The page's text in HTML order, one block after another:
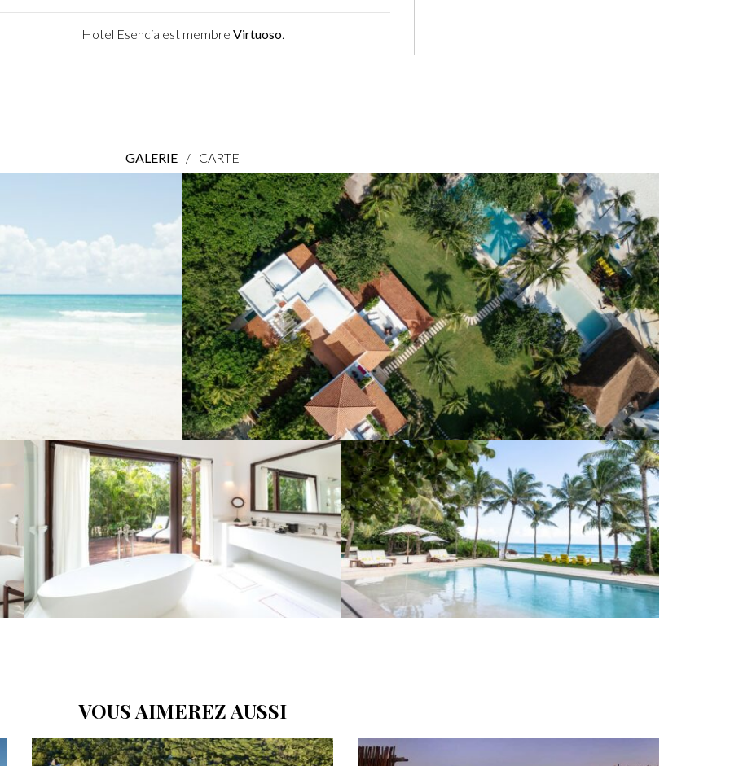
Hotel Esencia est membre Virtuoso.
GALERIE / CARTE
VOUS AIMEREZ AUSSI